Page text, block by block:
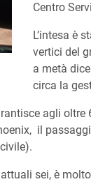
Centro
L’intesa è
vertici del
a metà
circa la
agli
il
sei, è